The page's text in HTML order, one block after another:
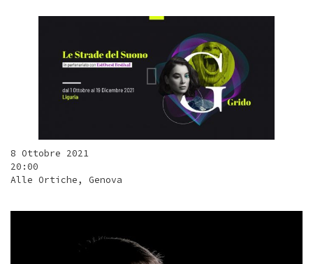
8 Ottobre 2021
20:00
Alle Ortiche, Genova